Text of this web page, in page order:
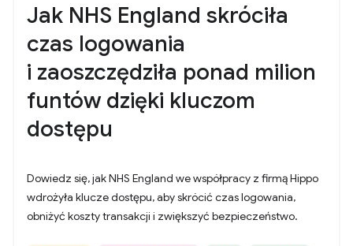
Jak NHS England skróciła
czas logowania
i zaoszczędziła ponad milion
funtów dzięki kluczom
dostępu
Dowiedz się, jak NHS England we współpracy z firmą Hippo
wdrożyła klucze dostępu, aby skrócić czas logowania,
obniżyć koszty transakcji i zwiększyć bezpieczeństwo.